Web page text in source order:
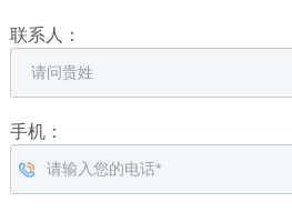
联系人：
手机：